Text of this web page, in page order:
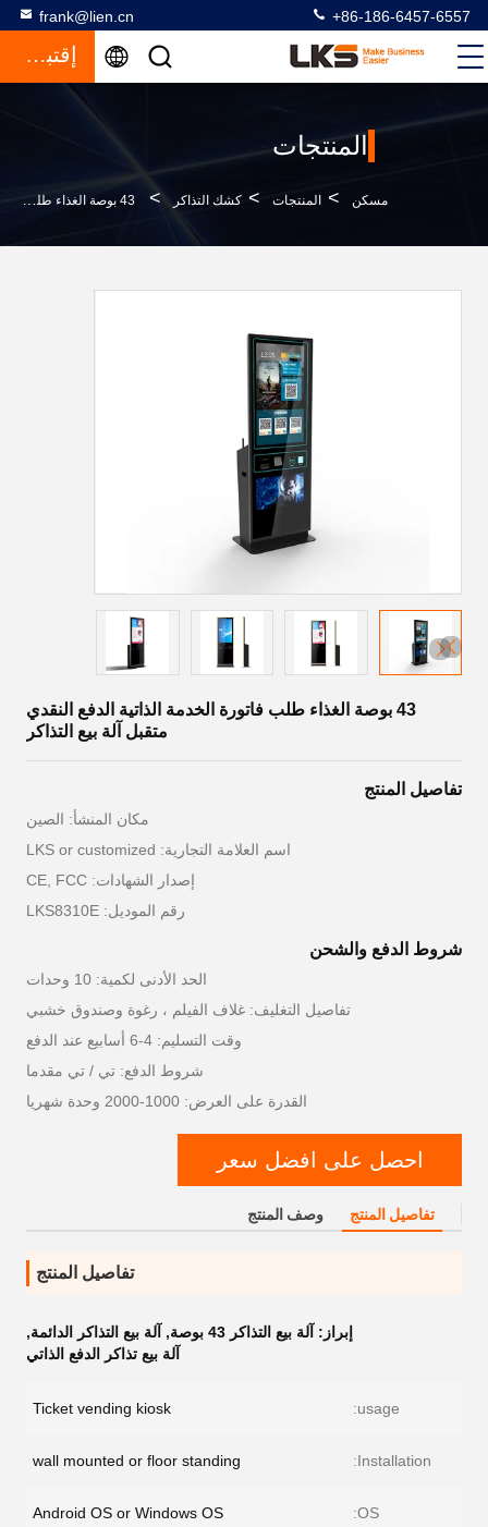
frank@lien.cn +86-186-6457-6557
إقتباس
المنتجات
مسكن > المنتجات > كشك التذاكر > 43 بوصة الغذاء طلب فاتورة الخدمة الذاتية الدفع النقدي متقبل آلة بيع التذاكر
43 بوصة الغذاء طلب فاتورة الخدمة الذاتية الدفع النقدي
متقبل آلة بيع التذاكر
تفاصيل المنتج
مكان المنشأ: الصين
اسم العلامة التجارية: LKS or customized
إصدار الشهادات: CE, FCC
رقم الموديل: LKS8310E
شروط الدفع والشحن
الحد الأدنى لكمية: 10 وحدات
تفاصيل التغليف: غلاف الفيلم ، رغوة وصندوق خشبي
وقت التسليم: 4-6 أسابيع عند الدفع
شروط الدفع: تي / تي مقدما
القدرة على العرض: 1000-2000 وحدة شهريا
احصل على افضل سعر
تفاصيل المنتج وصف المنتج
تفاصيل المنتج
إبراز: آلة بيع التذاكر 43 بوصة , آلة بيع التذاكر الدائمة,
آلة بيع تذاكر الدفع الذاتي
usage:
Ticket vending kiosk
Installation:
wall mounted or floor standing
OS:
Android OS or Windows OS